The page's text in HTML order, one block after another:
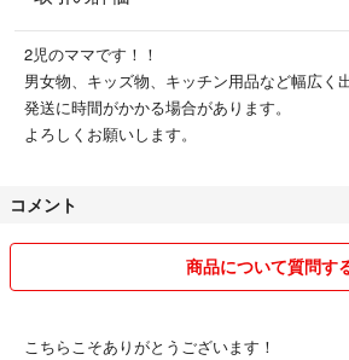
2児のママです！！
男女物、キッズ物、キッチン用品など幅広く
発送に時間がかかる場合があります。
よろしくお願いします。
コメント
商品について質問す
こちらこそありがとうございます！